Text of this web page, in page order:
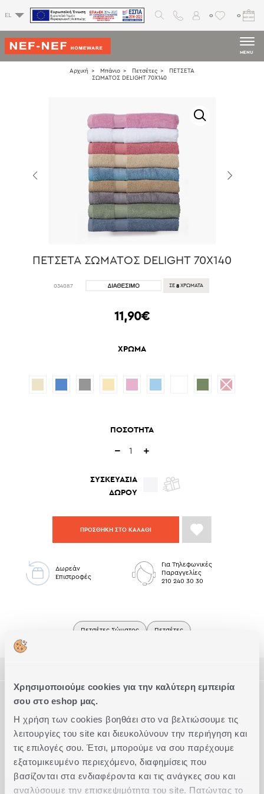
Χρησιμοποιούμε cookies για την καλύτερη εμπειρία
σου στο eshop μας.
Η χρήση των cookies βοηθάει στο να βελτιώσουμε τις
λειτουργίες του site και διευκολύνουν την περιήγηση και
τις επιλογές σου. Έτσι, μπορούμε να σου παρέχουμε
εξατομικευμένο περιεχόμενο, διαφημίσεις που
βασίζονται στα ενδιαφέροντα και τις ανάγκες σου και
αναλύσουμε την επισκεψιμότητα του site. Πατώντας το
EL 0 0
MENU
Αρχική Μπάνιο Πετσέτες
ΠΕΤΣΕΤΑ
ΣΩΜΑΤΟΣ DELIGHT 70X140
ΠΕΤΣΕΤΑ ΣΩΜΑΤΟΣ DELIGHT 70X140
034087 ΣΕ 8 ΧΡΩΜΑΤΑ
11,90€
ΧΡΩΜΑ
ΠΟΣΟΤΗΤΑ
ΣΥΣΚΕΥΑΣΙΑ
ΔΩΡΟΥ
ΠΡΟΣΘΗΚΗ ΣΤΟ ΚΑΛΑΘΙ
Δωρεάν
Επιστροφές
Για Τηλεφωνικές
Παραγγελίες
210 240 30 30
Πετσέτες Σώματος Πετσέτες
Δώστε άνεση στην καθημερινή σας ρουτίνα με την απαλή
Είναι φτιαγμένη με επιλεγμένο ποιοτικό 100% βαμβάκι βάρους
καθιστά απορροφητική ενώ ταυτόχρονα είναι ελαφριά που
σημαίνει ότι στεγνώνει πολύ γρήγορα.
Συνδυάστε την με τα αντίστοιχα χαλάκια μπάνιου και
κουρτίνες που θα βρείτε στην συλλοηή μας, ανάλογα με τα
ΤΕΧΝΙΚΑ ΧΑΡΑΚΤΗΡΙΣΤΙΚΑ
Διάσταση Σώματος
Ποιότητα 100% Βαμβάκι
Ακριβείς διαστάσεις 70Χ140
Βάρος (g/m2) 500
Συμπληρώστε το Look